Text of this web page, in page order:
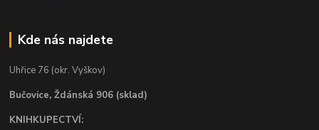
Kde nás najdete
Uhřice 76 (okr. Vyškov)
Bučovice, Ždánská 906 (sklad)
KNIHKUPECTVÍ: